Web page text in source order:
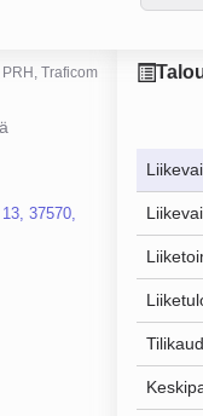
Traficom
37570,